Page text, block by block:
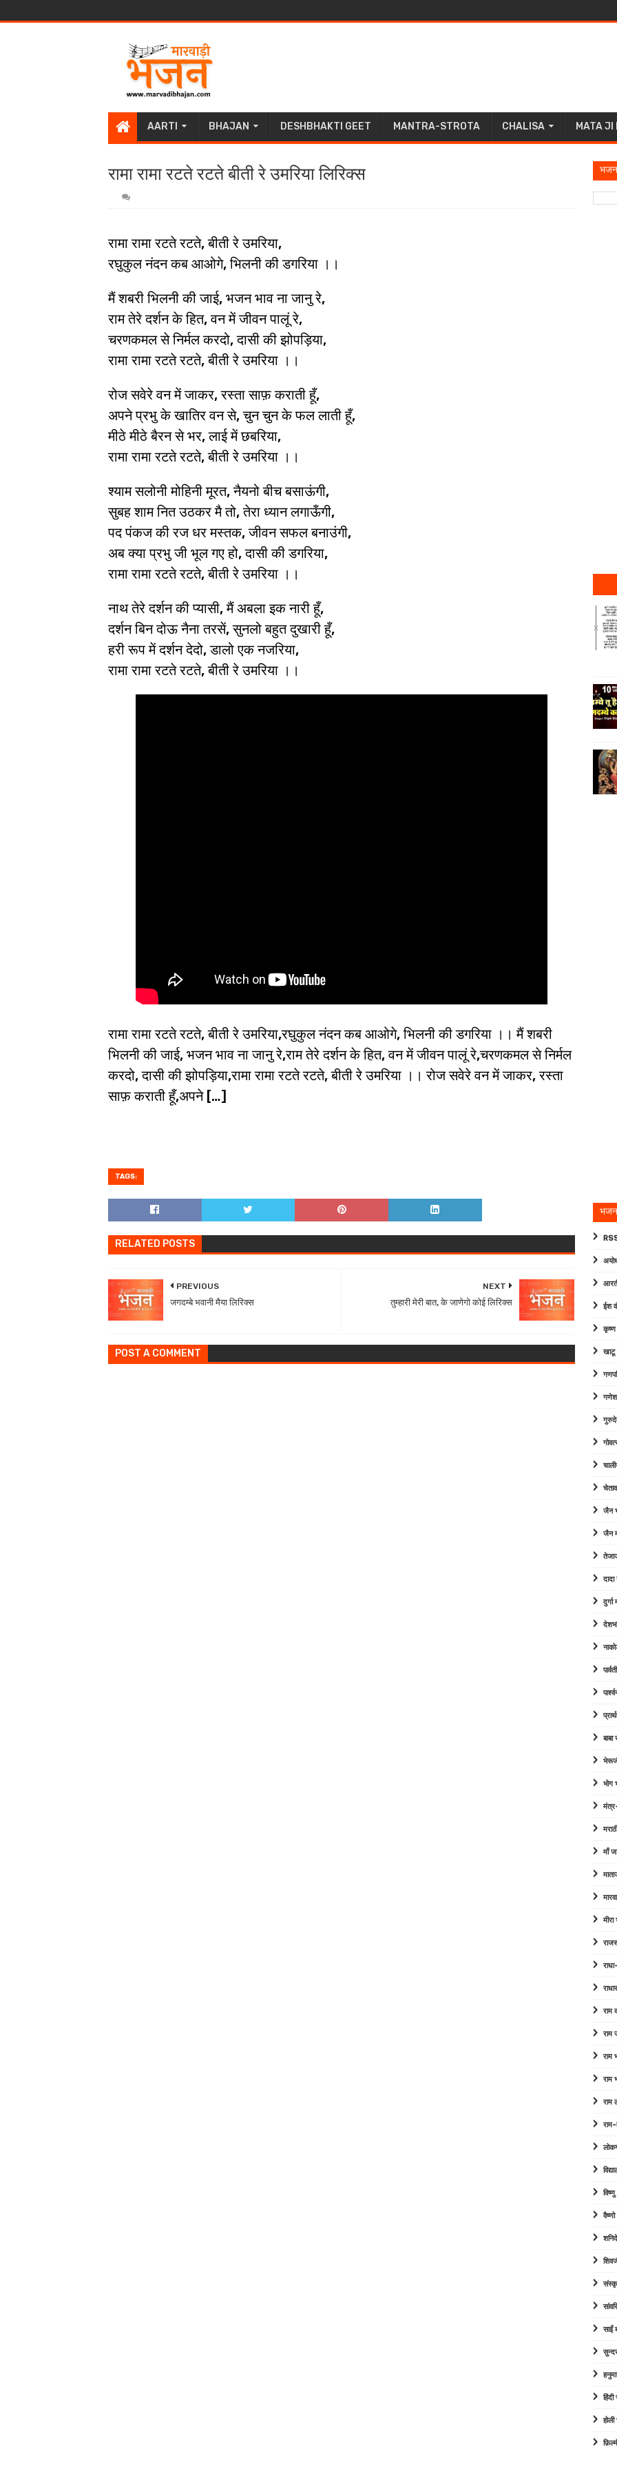
AARTI BHAJAN DESHBHAKTI GEET MANTRA-STROTA CHALISA MATA JI
रामा रामा रटते रटते बीती रे उमरिया लिरिक्स
रामा रामा रटते रटते, बीती रे उमरिया,
रघुकुल नंदन कब आओगे, भिलनी की डगरिया ।।
मैं शबरी भिलनी की जाई, भजन भाव ना जानु रे,
राम तेरे दर्शन के हित, वन में जीवन पालूं रे,
चरणकमल से निर्मल करदो, दासी की झोपड़िया,
रामा रामा रटते रटते, बीती रे उमरिया ।।
रोज सवेरे वन में जाकर, रस्ता साफ़ कराती हूँ,
अपने प्रभु के खातिर वन से, चुन चुन के फल लाती हूँ,
मीठे मीठे बैरन से भर, लाई में छबरिया,
रामा रामा रटते रटते, बीती रे उमरिया ।।
श्याम सलोनी मोहिनी मूरत, नैयनो बीच बसाऊंगी,
सुबह शाम नित उठकर मै तो, तेरा ध्यान लगाऊँगी,
पद पंकज की रज धर मस्तक, जीवन सफल बनाउंगी,
अब क्या प्रभु जी भूल गए हो, दासी की डगरिया,
रामा रामा रटते रटते, बीती रे उमरिया ।।
नाथ तेरे दर्शन की प्यासी, मैं अबला इक नारी हूँ,
दर्शन बिन दोऊ नैना तरसें, सुनलो बहुत दुखारी हूँ,
हरी रूप में दर्शन देदो, डालो एक नजरिया,
रामा रामा रटते रटते, बीती रे उमरिया ।।
रामा रामा रटते रटते, बीती रे उमरिया,रघुकुल नंदन कब आओगे, भिलनी की डगरिया ।। मैं शबरी
भिलनी की जाई, भजन भाव ना जानु रे,राम तेरे दर्शन के हित, वन में जीवन पालूं रे,चरणकमल से निर्मल
करदो, दासी की झोपड़िया,रामा रामा रटते रटते, बीती रे उमरिया ।। रोज सवेरे वन में जाकर, रस्ता
साफ़ कराती हूँ,अपने […]
TAGS:
RELATED POSTS
NEXT
तुम्हारी मेरी बात, के जाणेगो कोई लिरिक्स
PREVIOUS
जगदम्बे भवानी मैया लिरिक्स
POST A COMMENT
ईश
खाटू
जैन
जैन
भोग
माँ
राम
राम
राम
राम
राम
साईं